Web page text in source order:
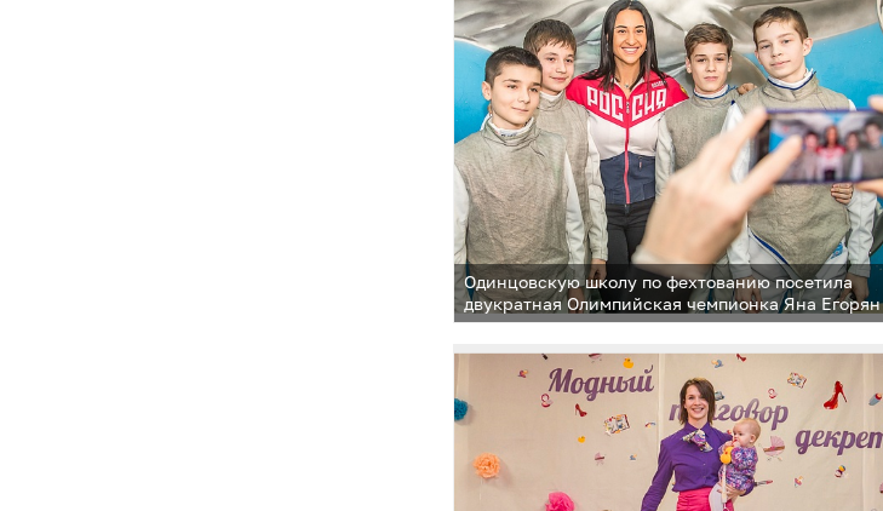
Одинцовскую школу по фехтованию посетила
двукратная Олимпийская чемпионка Яна Егорян